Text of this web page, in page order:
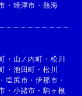
・ 焼津市 ・ 熱海
・ 山ノ内町 ・ 松川
・ 池田町 ・ 松川
・ 塩尻市 ・伊那市 ・
・ 小諸市 ・ 駒ヶ根